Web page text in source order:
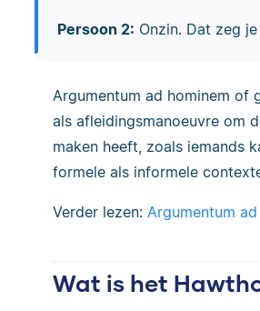
Persoon 2: Onzin. Dat zeg
Argumentum ad hominem of
als afleidingsmanoeuvre om
maken heeft, zoals iemands
formele als informele
Verder lezen: Argumentum
Wat is het